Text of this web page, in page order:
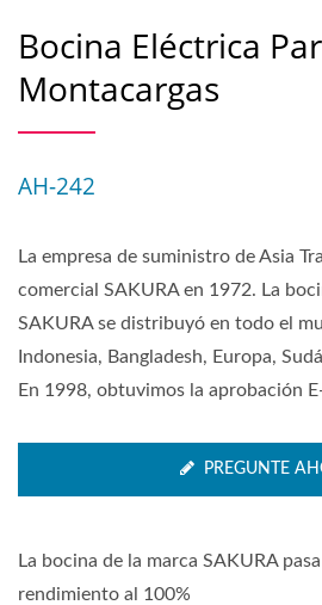
Bocina Eléctrica
Montacargas
AH-242
La empresa de suministro de Asia
comercial SAKURA en 1972. La
SAKURA se distribuyó en todo el
Indonesia, Bangladesh, Europa,
En 1998, obtuvimos la aprobación
PREGUNTE
La bocina de la marca SAKURA
rendimiento al 100%